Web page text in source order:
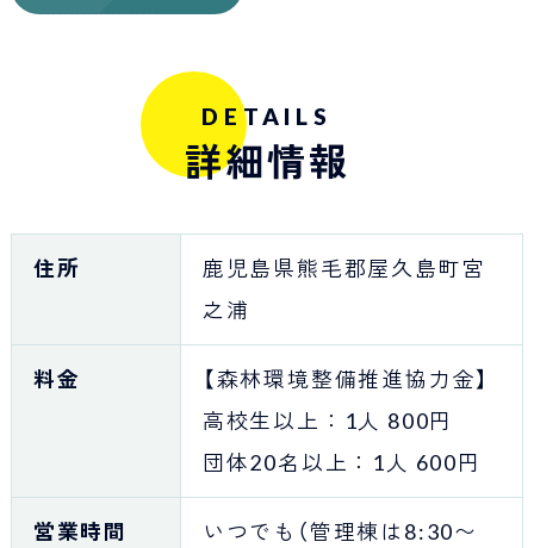
DETAILS
詳細情報
住所
鹿児島県熊毛郡屋久島町宮
之浦
料金
【森林環境整備推進協力金】
高校生以上：1人 800円
団体20名以上：1人 600円
営業時間 いつでも（管理棟は8:30〜